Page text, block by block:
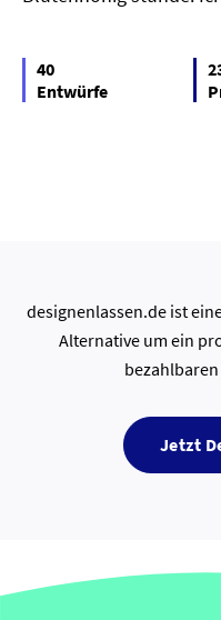
40
Entwürfe
designenlassen.de ist
Alternative um ein
Jetzt